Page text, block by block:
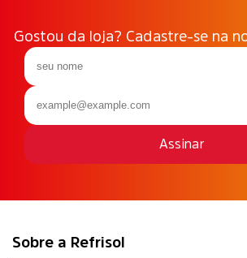
Gostou da loja? Cadastre-se na
Assinar
Sobre a Refrisol